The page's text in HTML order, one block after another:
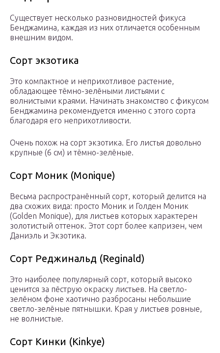
Существует несколько разновидностей фикуса
Бенджамина, каждая из них отличается особенным
внешним видом.
Сорт экзотика
Это компактное и неприхотливое растение,
обладающее тёмно-зелёными листьями с
волнистыми краями. Начинать знакомство с фикусом
Бенджамина рекомендуется именно с этого сорта
благодаря его неприхотливости.
Очень похож на сорт экзотика. Его листья довольно
крупные (6 см) и тёмно-зелёные.
Сорт Моник (Monique)
Весьма распространённый сорт, который делится на
два схожих вида: просто Моник и Голден Моник
(Golden Monique), для листьев которых характерен
золотистый оттенок. Этот сорт более капризен, чем
Даниэль и Экзотика.
Сорт Реджинальд (Reginald)
Это наиболее популярный сорт, который высоко
ценится за пёструю окраску листьев. На светло-
зелёном фоне хаотично разбросаны небольшие
светло-зелёные пятнышки. Края у листьев ровные,
не волнистые.
Сорт Кинки (Kinkye)